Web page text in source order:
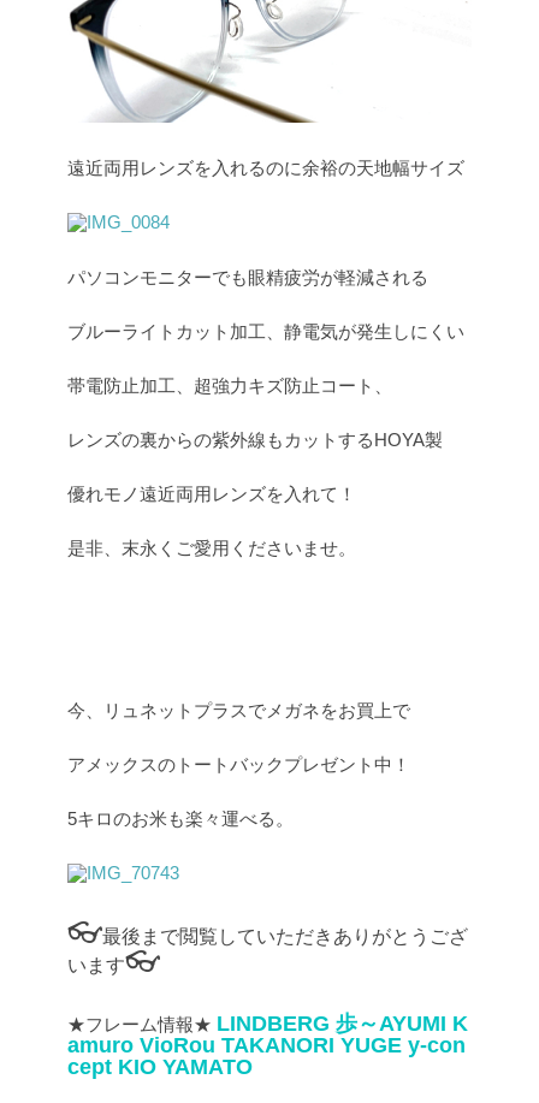
遠近両用レンズを入れるのに余裕の天地幅サイズ
パソコンモニターでも眼精疲労が軽減される
ブルーライトカット加工、静電気が発生しにくい
帯電防止加工、超強力キズ防止コート、
レンズの裏からの紫外線もカットするHOYA製
優れモノ遠近両用レンズを入れて！
是非、末永くご愛用くださいませ。
今、リュネットプラスでメガネをお買上で
アメックスのトートバックプレゼント中！
5キロのお米も楽々運べる。
👓最後まで閲覧していただきありがとうござ
います👓
★フレーム情報★ LINDBERG 歩～AYUMI K
amuro VioRou TAKANORI YUGE y-con
cept KIO YAMATO